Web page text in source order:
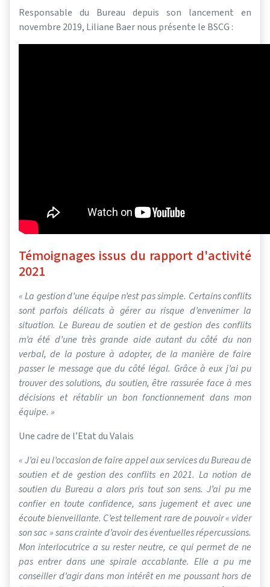
Responsable du Bureau depuis son lancement en
novembre 2019, Liliane Baer nous présente le BSCG :
Témoignages issus du rapport d'activité
2021
« La gestion d’une équipe n’est pas simple. Certains conflits
sont parfois délicats à gérer au risque d’envenimer la
situation. Le Bureau de soutien et de gestion des conflits
m’a été d’une très grande aide autant du côté du non
verbal, de la posture à adopter, de la manière de faire
passer le message que du côté légal. Grâce à eux j’ai pu
trouver des solutions, du soutien, être rassurée face à mes
décisions et rétablir un bon fonctionnement dans mon
équipe. »
Une cadre de l’Etat du Valais
« J’ai eu l’occasion de faire appel aux services du Bureau de
soutien et de gestion des conflits en 2021. La notion de
soutien du Bureau a alors pris tout son sens. J’ai pu me
confier en toute confidence, sans jugement et avec une
écoute bienveillante. C’est tellement rare de pouvoir « vider
son sac » sans crainte d’avoir des éventuelles répercussions.
Mon interlocutrice a su rester neutre, ce qui permet de ne
pas entrer dans une spirale accablante. Elle a pu me
conseiller d’agir dans mon intérêt en me poussant hors de